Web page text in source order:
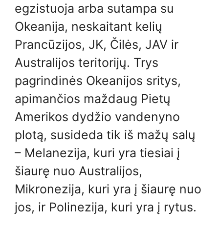
egzistuoja arba sutampa su
Okeanija, neskaitant kelių
Prancūzijos, JK, Čilės, JAV ir
Australijos teritorijų. Trys
pagrindinės Okeanijos sritys,
apimančios maždaug Pietų
Amerikos dydžio vandenyno
plotą, susideda tik iš mažų salų
– Melanezija, kuri yra tiesiai į
šiaurę nuo Australijos,
Mikronezija, kuri yra į šiaurę nuo
jos, ir Polinezija, kuri yra į rytus.